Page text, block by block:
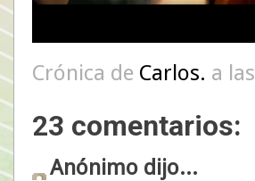
Crónica de Carlos. a las
23 comentarios:
Anónimo dijo...